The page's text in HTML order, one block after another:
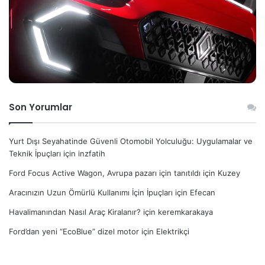
Son Yorumlar
Yurt Dışı Seyahatinde Güvenli Otomobil Yolculuğu: Uygulamalar ve
Teknik İpuçları için inzfatih
Ford Focus Active Wagon, Avrupa pazarı için tanıtıldı için Kuzey
Aracınızın Uzun Ömürlü Kullanımı İçin İpuçları için Efecan
Havalimanından Nasıl Araç Kiralanır? için keremkarakaya
Ford’dan yeni “EcoBlue” dizel motor için Elektrikçi